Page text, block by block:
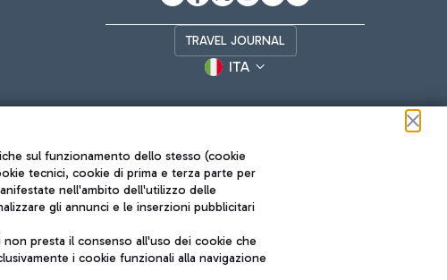
TRAVEL JOURNAL
ITA
Roma FCO
L'aeroporto stellato
sul funzionamento dello stesso (cookie
tecnici, cookie di prima e terza parte per
nell'ambito dell'utilizzo delle
gli annunci e le inserzioni pubblicitari
non presta il consenso all'uso dei cookie che
i cookie funzionali alla navigazione